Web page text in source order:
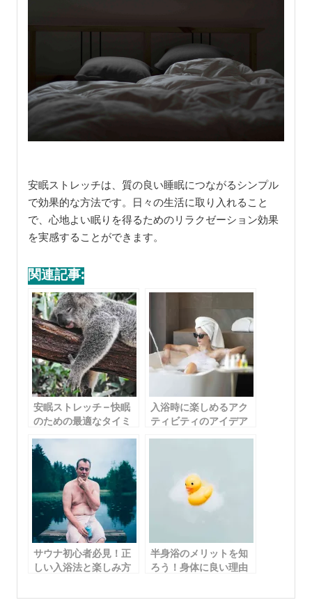
安眠ストレッチは、質の良い睡眠につながるシンプル
で効果的な方法です。日々の生活に取り入れること
で、心地よい眠りを得るためのリラクゼーション効果
を実感することができます。
関連記事:
安眠ストレッチ – 快眠
のための最適なタイミ
入浴時に楽しめるアク
ティビティのアイデア
サウナ初心者必見！正
しい入浴法と楽しみ方
半身浴のメリットを知
ろう！身体に良い理由